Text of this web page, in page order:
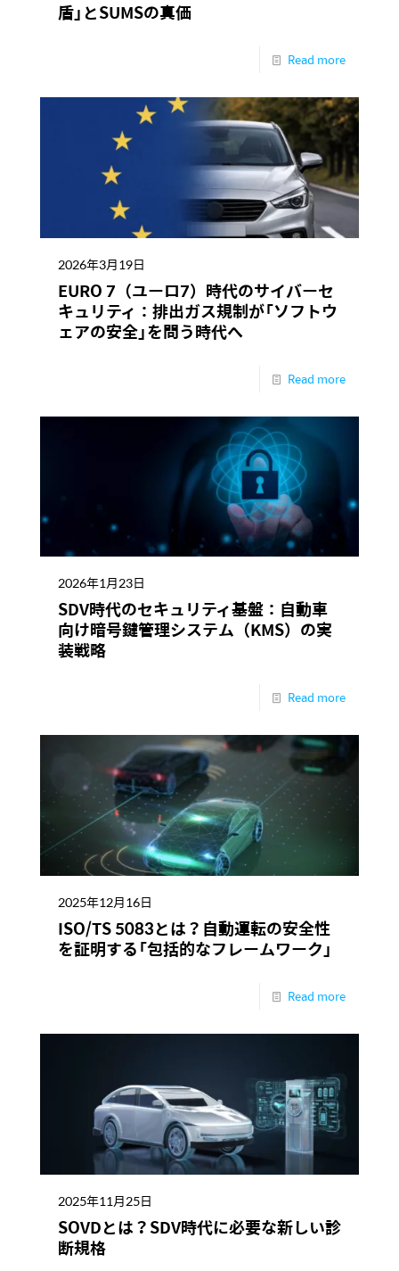
盾」とSUMSの真価
Read more
2026年3月19日
EURO 7（ユーロ7）時代のサイバーセ
キュリティ：排出ガス規制が「ソフトウ
ェアの安全」を問う時代へ
Read more
2026年1月23日
SDV時代のセキュリティ基盤：自動車
向け暗号鍵管理システム（KMS）の実
装戦略
Read more
2025年12月16日
ISO/TS 5083とは？自動運転の安全性
を証明する「包括的なフレームワーク」
Read more
2025年11月25日
SOVDとは？SDV時代に必要な新しい診
断規格